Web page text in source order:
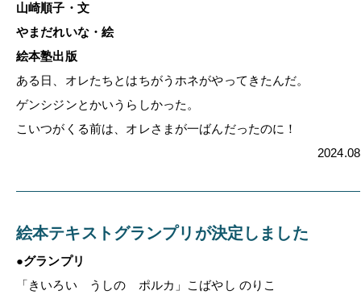
山崎順子・文
やまだれいな・絵
絵本塾出版
ある日、オレたちとはちがうホネがやってきたんだ。
ゲンシジンとかいうらしかった。
こいつがくる前は、オレさまが一ばんだったのに！
2024.08
絵本テキストグランプリが決定しました
●グランプリ
「きいろい うしの ポルカ」
こばやし のりこ